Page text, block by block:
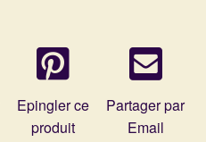
Epingler ce
produit
Partager par
Email